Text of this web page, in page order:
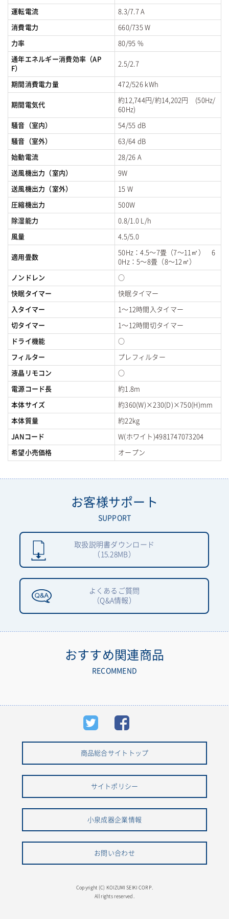
運転電流 8.3/7.7 A
消費電力 660/735 W
力率 80/95 %
通年エネルギー消費効率（AP
F）
2.5/2.7
期間消費電力量 472/526 kWh
期間電気代
約12,744円/約14,202円 (50Hz/
60Hz)
騒音（室内） 54/55 dB
騒音（室外） 63/64 dB
始動電流 28/26 A
送風機出力（室内） 9W
送風機出力（室外） 15 W
圧縮機出力 500W
除湿能力 0.8/1.0 L/h
風量 4.5/5.0
適用畳数
50Hz：4.5〜7畳（7〜11㎡） 6
0Hz：5〜8畳（8〜12㎡）
ノンドレン ○
快眠タイマー 快眠タイマー
入タイマー 1〜12時間入タイマー
切タイマー 1〜12時間切タイマー
ドライ機能 ○
フィルター プレフィルター
液晶リモコン ○
電源コード長 約1.8m
本体サイズ 約360(W)×230(D)×750(H)mm
本体質量 約22kg
JANコード W(ホワイト)4981747073204
希望小売価格 オープン
お客様サポート
SUPPORT
取扱説明書ダウンロード
（15.28MB）
よくあるご質問
（Q&A情報）
おすすめ関連商品
RECOMMEND
商品総合サイトトップ
サイトポリシー
小泉成器企業情報
お問い合わせ
Copyright (C) KOIZUMI SEIKI CORP.
All rights reserved.